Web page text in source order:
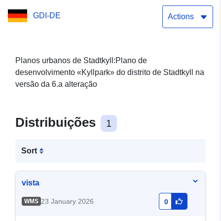
GDI-DE Actions
Planos urbanos de Stadtkyll:Plano de
desenvolvimento «Kyllpark» do distrito de Stadtkyll na
versão da 6.a alteração
Distribuições 1
Sort
vista
WMS 23 January 2026 0